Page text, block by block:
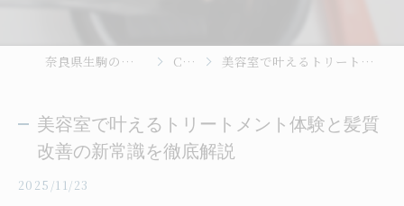
奈良県生駒の美容室ならhair place VIVE Column 美容室で叶えるトリートメント体験と髪質改善の新常識を徹底解説
美容室で叶えるトリートメント体験と髪質
改善の新常識を徹底解説
2025/11/23